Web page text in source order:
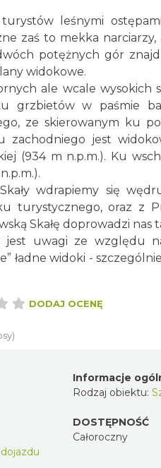
leśnymi ostępami
zaś to mekka
potężnych gór
widokowe.
ale wcale wysokich
grzbietów w paśmie
ze skierowanym ku
zachodniego jest
(934 m n.p.m.). Ku
wdrapiemy się
turystycznego, oraz z
Skałę doprowadzi nas
jest uwagi ze względu
ładne widoki -
DODAJ OCENĘ
Informacje
Rodzaj obiektu:
DOSTĘPNOŚĆ
Całoroczny